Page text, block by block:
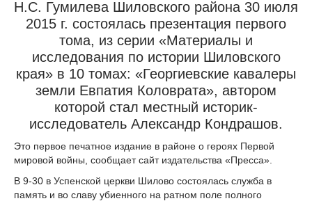
Н.С. Гумилева Шиловского района 30 июля
2015 г. состоялась презентация первого
тома, из серии «Материалы и
исследования по истории Шиловского
края» в 10 томах: «Георгиевские кавалеры
земли Евпатия Коловрата», автором
которой стал местный историк-
исследователь Александр Кондрашов.
Это первое печатное издание в районе о героях Первой
мировой войны, сообщает сайт издательства «Пресса».
В 9-30 в Успенской церкви Шилово состоялась служба в
память и во славу убиенного на ратном поле полного